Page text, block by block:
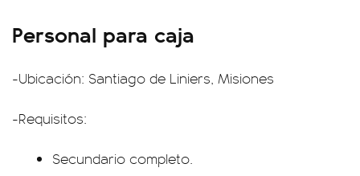
Personal para caja
-Ubicación: Santiago de Liniers, Misiones
-Requisitos:
Secundario completo.